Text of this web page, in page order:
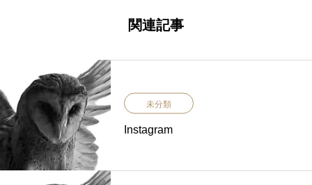
関連記事
未分類
Instagram